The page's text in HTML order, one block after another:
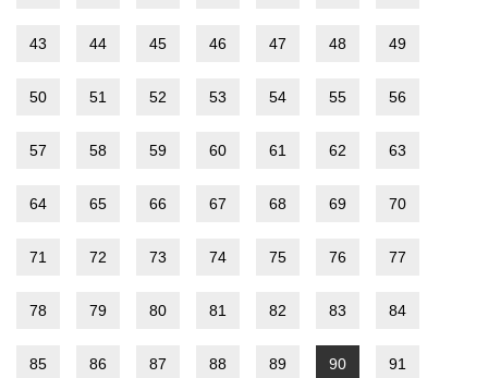
43 44 45 46 47 48 49
50 51 52 53 54 55 56
57 58 59 60 61 62 63
64 65 66 67 68 69 70
71 72 73 74 75 76 77
78 79 80 81 82 83 84
85 86 87 88 89 90 91